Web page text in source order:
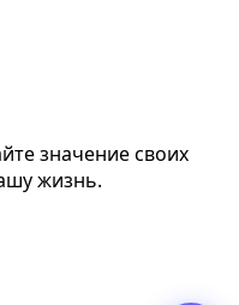
значение своих
жизнь.